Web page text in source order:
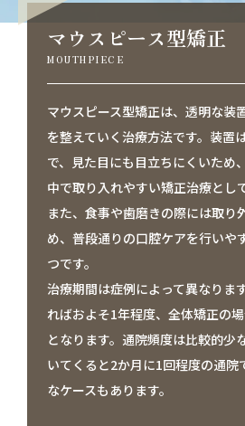
マウスピース型矯正
MOUTHPIECE
マウスピース型矯正は、透明な装
を整えていく治療方法です。装置
で、見た目にも目立ちにくいため
中で取り入れやすい矯正治療とし
また、食事や歯磨きの際には取り
め、普段通りの口腔ケアを行いや
つです。
治療期間は症例によって異なりま
ればおよそ1年程度、全体矯正の
となります。通院頻度は比較的少
いてくると2か月に1回程度の通院
なケースもあります。